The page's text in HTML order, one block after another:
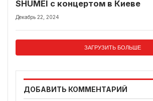
SHUMEI с концертом в Киеве
Декабрь 22, 2024
ЗАГРУЗИТЬ БОЛЬШЕ
ДОБАВИТЬ КОММЕНТАРИЙ